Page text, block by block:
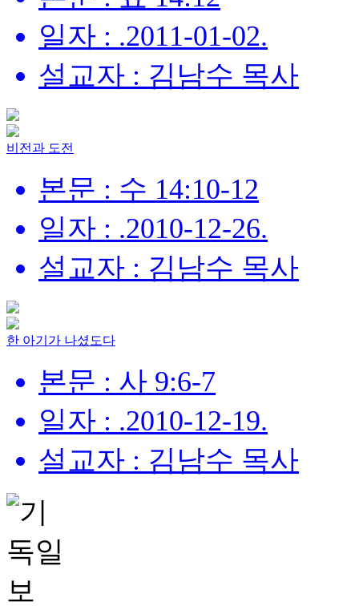
일자 : .2011-01-02.
설교자 : 김남수 목사
비전과 도전
본문 : 수 14:10-12
일자 : .2010-12-26.
설교자 : 김남수 목사
한 아기가 나셨도다
본문 : 사 9:6-7
일자 : .2010-12-19.
설교자 : 김남수 목사